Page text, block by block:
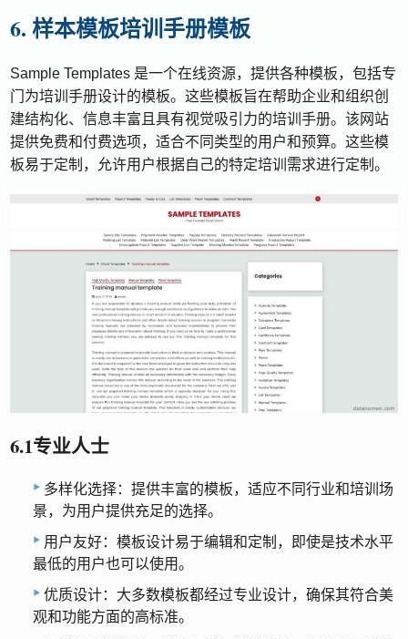
6. 样本模板培训手册模板
Sample Templates 是一个在线资源，提供各种模板，包括专
门为培训手册设计的模板。这些模板旨在帮助企业和组织创
建结构化、信息丰富且具有视觉吸引力的培训手册。该网站
提供免费和付费选项，适合不同类型的用户和预算。这些模
板易于定制，允许用户根据自己的特定培训需求进行定制。
6.1专业人士
多样化选择：提供丰富的模板，适应不同行业和培训场
景，为用户提供充足的选择。
用户友好：模板设计易于编辑和定制，即使是技术水平
最低的用户也可以使用。
优质设计：大多数模板都经过专业设计，确保其符合美
观和功能方面的高标准。